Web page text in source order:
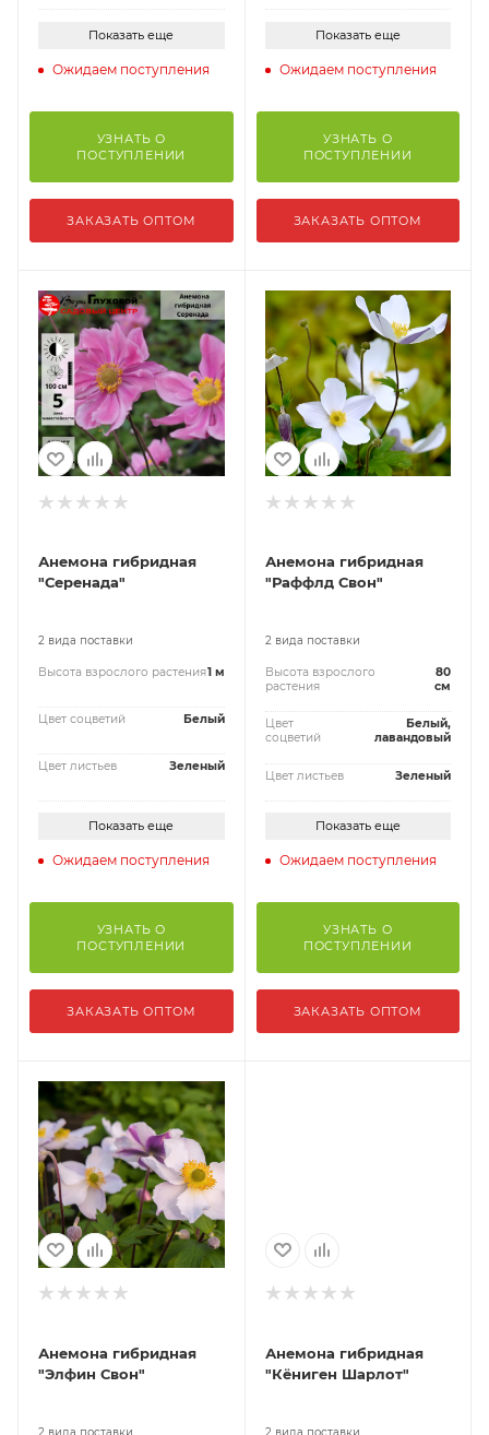
Показать еще
Ожидаем поступления
УЗНАТЬ О
ПОСТУПЛЕНИИ
ЗАКАЗАТЬ ОПТОМ
Показать еще
Ожидаем поступления
УЗНАТЬ О
ПОСТУПЛЕНИИ
ЗАКАЗАТЬ ОПТОМ
Анемона гибридная
"Серенада"
2 вида поставки
Высота взрослого растения1 м
Цвет соцветий Белый
Цвет листьев Зеленый
Показать еще
Ожидаем поступления
УЗНАТЬ О
ПОСТУПЛЕНИИ
ЗАКАЗАТЬ ОПТОМ
Анемона гибридная
"Раффлд Свон"
2 вида поставки
Высота взрослого
растения
80
см
Цвет
соцветий
Белый,
лавандовый
Цвет листьев Зеленый
Показать еще
Ожидаем поступления
УЗНАТЬ О
ПОСТУПЛЕНИИ
ЗАКАЗАТЬ ОПТОМ
Анемона гибридная
"Элфин Свон"
2 вида поставки
Анемона гибридная
"Кёниген Шарлот"
2 вида поставки